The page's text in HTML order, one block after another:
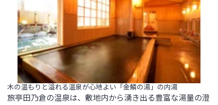
木の温もりと溢れる温泉が心地よい「金鱗の湯」の内湯
旅亭田乃倉の温泉は、敷地内から湧き出る豊富な湯量の澄